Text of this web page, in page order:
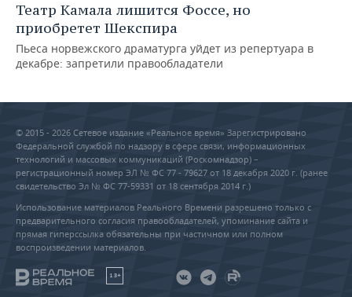
Театр Камала лишится Фоссе, но
приобретет Шекспира
Пьеса норвежского драматурга уйдет из репертуара в
декабре: запретили правообладатели
© 2015 - 2026 Сетевое издание «Реальное время» Зарегистрировано
Федеральной службой по надзору в сфере связи, информационных
технологий и массовых коммуникаций (Роскомнадзор) –
регистрационный номер ЭЛ № ФС 77 - 79627 от 18 декабря 2020 г. (ранее
свидетельство Эл № ФС 77-59331 от 18 сентября 2014 г.)
Использование материалов Реального Времени разрешено только с
предварительного согласия правообладателей, упоминание сайта и
прямая гиперссылка обязательны при частичном или полном
воспроизведении материалов.
18+